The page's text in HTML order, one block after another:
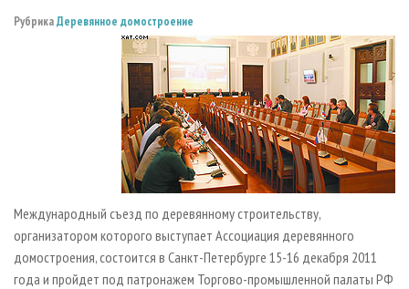
СУШКА ДРЕВЕСИНЫ
ПРОИЗВОДСТВО ДРЕВЕСНЫХ ПЛИТ
ДЕРЕВЯННОЕ ДОМОСТРОЕНИЕ
ПРОИЗВОДСТВО МЕБЕЛИ
БИОЭНЕРГЕТИКА
ИНСТРУМЕНТ И МАТЕРИАЛЫ
ПЕРСОНЫ
МОБИЛЬНЫЕ ВЫСТАВКИ
ОФИЦИАЛЬНЫЕ ДЕЛЕГАЦИИ
ПРИОРИТЕТНЫЕ ИНВЕСТПРОЕКТЫ
RUSSIAN FORESTRY REVIEW
ГАЗЕТА ЛЕСПРОМФОРУМ
БИБЛИОТЕКА СПЕЦИАЛИСТА
КОНТАКТЫ
РЕКЛАМА
РЕКЛАМА НА САЙТЕ
РубрикаДеревянное домостроение
Международный съезд по деревянному строительству,
организатором которого выступает Ассоциация деревянного
домостроения, состоится в Санкт-Петербурге 15-16 декабря 2011
года и пройдет под патронажем Торгово-промышленной палаты РФ